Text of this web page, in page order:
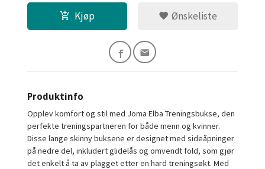
Kjøp Ønskeliste
Produktinfo
Opplev komfort og stil med Joma Elba Treningsbukse, den
perfekte treningspartneren for både menn og kvinner.
Disse lange skinny buksene er designet med sideåpninger
på nedre del, inkludert glidelås og omvendt fold, som gjør
det enkelt å ta av plagget etter en hard treningsøkt. Med